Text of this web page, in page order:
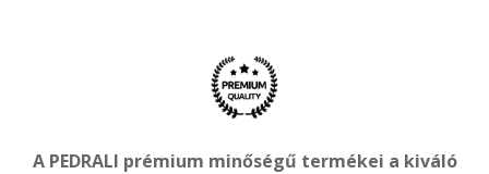
A PEDRALI prémium minőségű termékei a kiváló